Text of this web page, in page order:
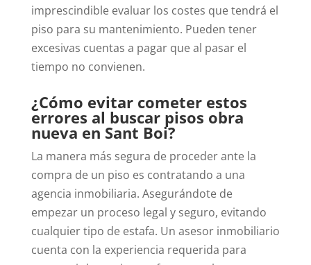
imprescindible evaluar los costes que tendrá el
piso para su mantenimiento. Pueden tener
excesivas cuentas a pagar que al pasar el
tiempo no convienen.
¿Cómo evitar cometer estos
errores al buscar pisos obra
nueva en Sant Boi?
La manera más segura de proceder ante la
compra de un piso es contratando a una
agencia inmobiliaria. Asegurándote de
empezar un proceso legal y seguro, evitando
cualquier tipo de estafa. Un asesor inmobiliario
cuenta con la experiencia requerida para